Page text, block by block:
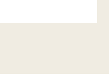
sobre los guilty